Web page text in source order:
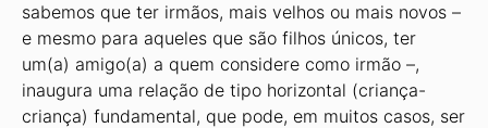
sabemos que ter irmãos, mais velhos ou mais novos –
e mesmo para aqueles que são filhos únicos, ter
um(a) amigo(a) a quem considere como irmão –,
inaugura uma relação de tipo horizontal (criança-
criança) fundamental, que pode, em muitos casos, ser